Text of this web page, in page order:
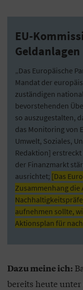
EU-
Geldanlagen
„Das Europäische
Mandat der
zuständigen
bevorstehenden
so auszugestalten,
das Monitoring von
Umwelt, Soziales,
Redaktion]
der Finanzmarkt
ausrichtet; [Das
Zusammenhang die
aufnehmen sollte,
Aktionsplan für
Dazu meine ich:
bereits heute